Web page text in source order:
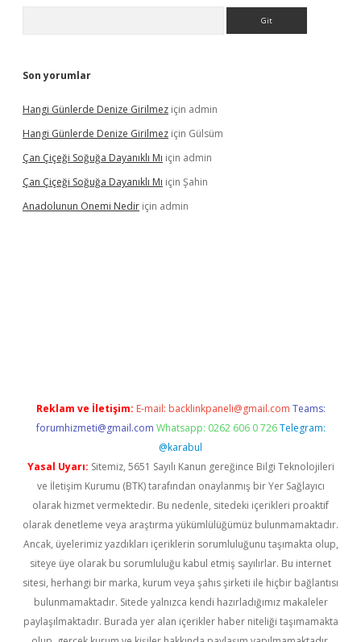
Son yorumlar
Hangi Günlerde Denize Girilmez için admin
Hangi Günlerde Denize Girilmez için Gülsüm
Çan Çiçeği Soğuğa Dayanıklı Mı için admin
Çan Çiçeği Soğuğa Dayanıklı Mı için Şahin
Anadolunun Onemi Nedir için admin
Reklam ve İletişim: E-mail: backlinkpaneli@gmail.com Teams:
forumhizmeti@gmail.com Whatsapp: 0262 606 0 726 Telegram:
@karabul
Yasal Uyarı: Sitemiz, 5651 Sayılı Kanun gereğince Bilgi Teknolojileri
ve İletişim Kurumu (BTK) tarafından onaylanmış bir Yer Sağlayıcı
olarak hizmet vermektedir. Bu nedenle, sitedeki içerikleri proaktif
olarak denetleme veya araştırma yükümlülüğümüz bulunmamaktadır.
Ancak, üyelerimiz yazdıkları içeriklerin sorumluluğunu taşımakta olup,
siteye üye olarak bu sorumluluğu kabul etmiş sayılırlar. Bu internet
sitesi, herhangi bir marka, kurum veya şahıs şirketi ile hiçbir bağlantısı
bulunmamaktadır. Sitede yalnızca kendi hazırladığımız makaleler
paylaşılmaktadır. Burada yer alan içerikler haber niteliği taşımamakta